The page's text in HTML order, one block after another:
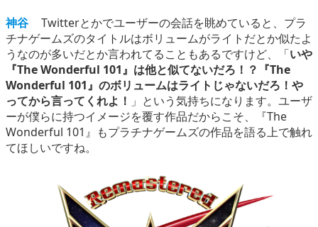
神谷
Twitterとかでユーザーの会話を眺めていると、プラ
チナゲームズのタイトルはボリュームがライトだとか似たよ
うなのが多いだとか言われてることもあるですけど、「いや
『The Wonderful 101』は他と似てないだろ！？『The
Wonderful 101』のボリュームはライトじゃないだろ！や
ってから言ってくれよ！ 」という気持ちになります。ユーザ
ーが僕らに持つイメージを覆す作品だからこそ、『The
Wonderful 101』もプラチナゲームズの作品を語る上で触れ
てほしいですね。